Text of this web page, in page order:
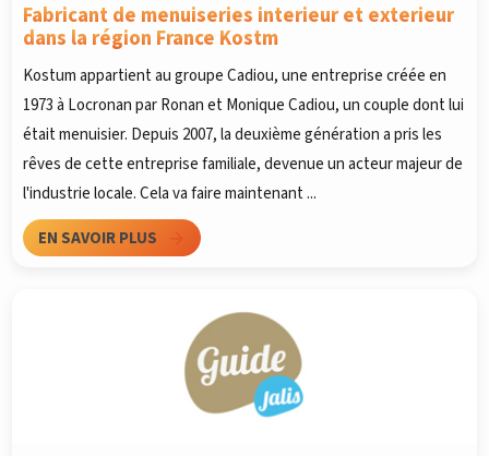
Fabricant de menuiseries interieur et exterieur
dans la région France Kostm
Kostum appartient au groupe Cadiou, une entreprise créée en
1973 à Locronan par Ronan et Monique Cadiou, un couple dont lui
était menuisier. Depuis 2007, la deuxième génération a pris les
rêves de cette entreprise familiale, devenue un acteur majeur de
l'industrie locale. Cela va faire maintenant ...
EN SAVOIR PLUS